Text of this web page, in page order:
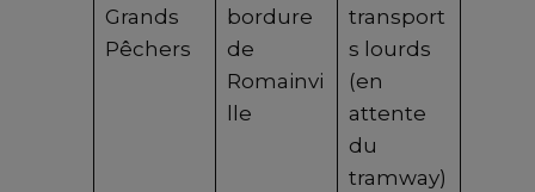
Grands
Pêchers
bordure
de
Romainvi
lle
transport
s lourds
(en
attente
du
tramway)